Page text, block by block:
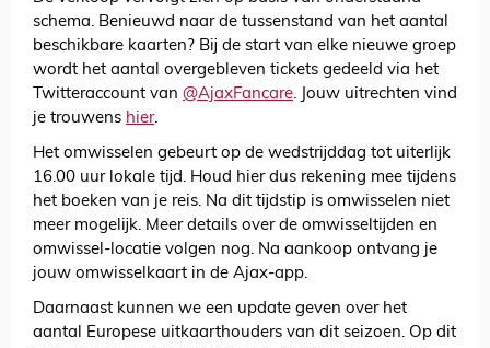
schema. Benieuwd naar de tussenstand van het aantal
beschikbare kaarten? Bij de start van elke nieuwe groep
wordt het aantal overgebleven tickets gedeeld via het
Twitteraccount van @AjaxFancare. Jouw uitrechten vind
je trouwens hier.
Het omwisselen gebeurt op de wedstrijddag tot uiterlijk
16.00 uur lokale tijd. Houd hier dus rekening mee tijdens
het boeken van je reis. Na dit tijdstip is omwisselen niet
meer mogelijk. Meer details over de omwisseltijden en
omwissel-locatie volgen nog. Na aankoop ontvang je
jouw omwisselkaart in de Ajax-app.
Daarnaast kunnen we een update geven over het
aantal Europese uitkaarthouders van dit seizoen. Op dit